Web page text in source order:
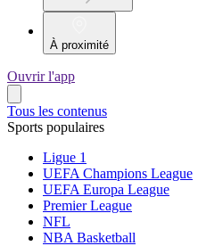
À proximité
Ouvrir l'app
Tous les contenus
Sports populaires
Ligue 1
UEFA Champions League
UEFA Europa League
Premier League
NFL
NBA Basketball